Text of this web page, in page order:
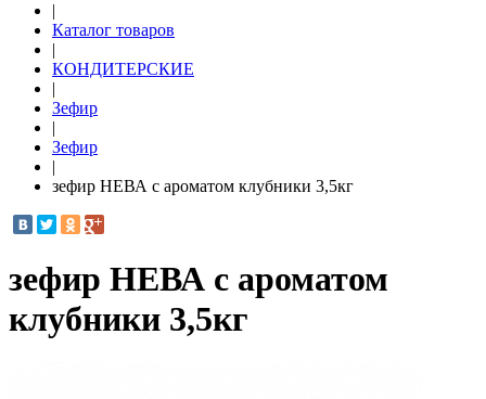
|
Каталог товаров
|
КОНДИТЕРСКИЕ
|
Зефир
|
Зефир
|
зефир НЕВА с ароматом клубники 3,5кг
зефир НЕВА с ароматом
клубники 3,5кг